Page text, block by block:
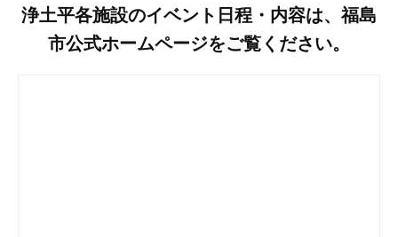
浄土平各施設のイベント日程・内容は、福島
市公式ホームページをご覧ください。